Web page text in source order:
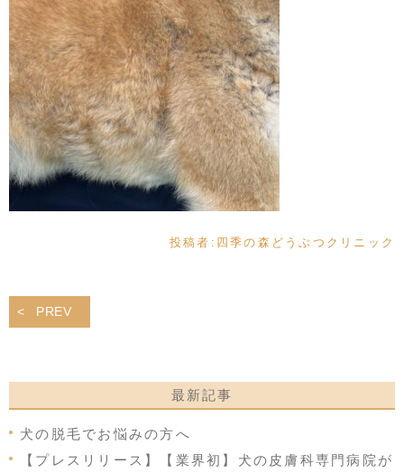
投稿者: 四季の森どうぶつクリニック
PREV
最新記事
犬の脱毛でお悩みの方へ
【プレスリリース】【業界初】犬の皮膚科専門病院が